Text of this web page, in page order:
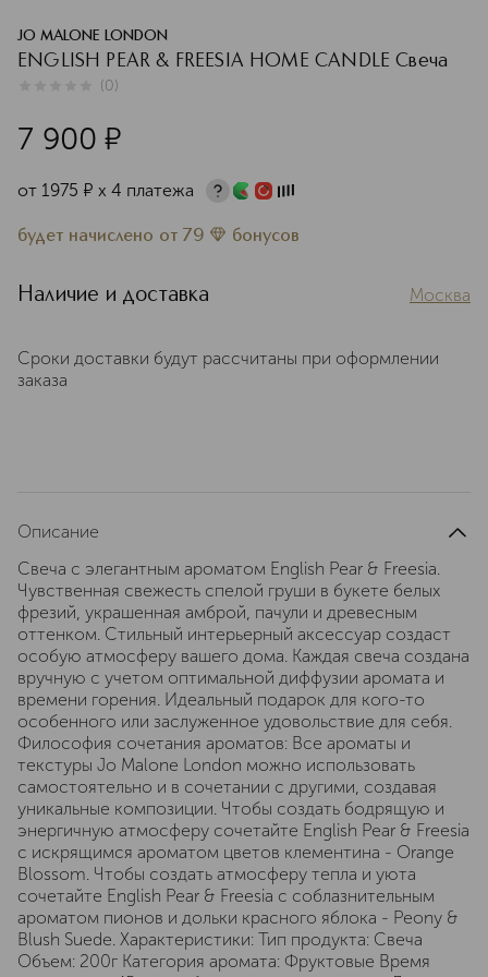
JO MALONE LONDON
ENGLISH PEAR & FREESIA HOME CANDLE Свеча
(0)
7 900 ¤
от 1975 ¤ х 4 платежа
будет начислено от 79 бонусов
Наличие и доставка Москва
Сроки доставки будут рассчитаны при оформлении
заказа
Описание
Свеча с элегантным ароматом English Pear & Freesia.
Чувственная свежесть спелой груши в букете белых
фрезий, украшенная амброй, пачули и древесным
оттенком. Стильный интерьерный аксессуар создаст
особую атмосферу вашего дома. Каждая свеча создана
вручную с учетом оптимальной диффузии аромата и
времени горения. Идеальный подарок для кого-то
особенного или заслуженное удовольствие для себя.
Философия сочетания ароматов: Все ароматы и
текстуры Jo Malone London можно использовать
самостоятельно и в сочетании с другими, создавая
уникальные композиции. Чтобы создать бодрящую и
энергичную атмосферу сочетайте English Pear & Freesia
с искрящимся ароматом цветов клементина - Orange
Blossom. Чтобы создать атмосферу тепла и уюта
сочетайте English Pear & Freesia с соблазнительным
ароматом пионов и дольки красного яблока - Peony &
Blush Suede. Характеристики: Тип продукта: Свеча
Объем: 200г Категория аромата: Фруктовые Время